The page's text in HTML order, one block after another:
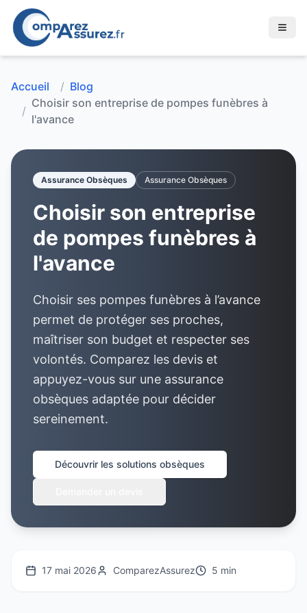
Accueil / Blog
/
Choisir son entreprise de pompes funèbres à
l'avance
Assurance Obsèques Assurance Obsèques
Choisir son entreprise
de pompes funèbres à
l'avance
Choisir ses pompes funèbres à l’avance
permet de protéger ses proches,
maîtriser son budget et respecter ses
volontés. Comparez les devis et
appuyez-vous sur une assurance
obsèques adaptée pour décider
sereinement.
Découvrir les solutions obsèques
17 mai 2026 ComparezAssurez 5 min